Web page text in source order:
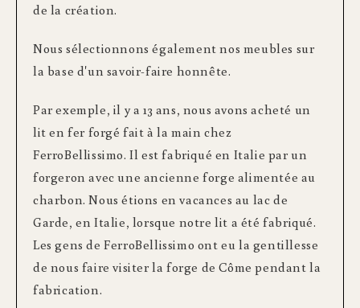
de la création.
Nous sélectionnons également nos meubles sur
la base d'un savoir-faire honnête.
Par exemple, il y a 13 ans, nous avons acheté un
lit en fer forgé fait à la main chez
FerroBellissimo. Il est fabriqué en Italie par un
forgeron avec une ancienne forge alimentée au
charbon. Nous étions en vacances au lac de
Garde, en Italie, lorsque notre lit a été fabriqué.
Les gens de FerroBellissimo ont eu la gentillesse
de nous faire visiter la forge de Côme pendant la
fabrication.